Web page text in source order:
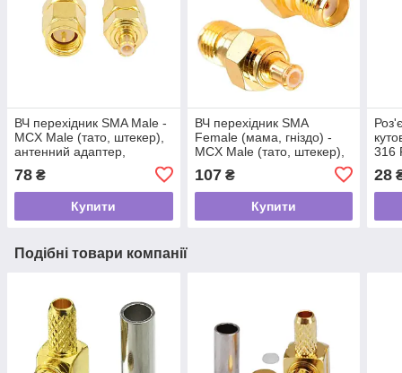
ВЧ перехідник SMA Male -
MCX Male (тато, штекер),
антенний адаптер,
подовжувачів
78 ₴
Купити
ВЧ перехідник SMA
Female (мама, гніздо) -
MCX Male (тато, штекер),
з'єднувач коаксіальний
107₴
Купити
316
28
Подібні товари компанії